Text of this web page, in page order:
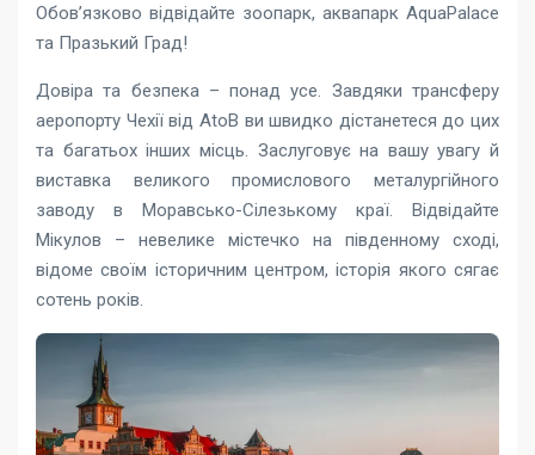
Обов’язково відвідайте зоопарк, аквапарк AquaPalace
та Празький Град!
Довіра та безпека – понад усе. Завдяки трансферу
аеропорту Чехії від AtoB ви швидко дістанетеся до цих
та багатьох інших місць. Заслуговує на вашу увагу й
виставка великого промислового металургійного
заводу в Моравсько-Сілезькому краї. Відвідайте
Мікулов – невелике містечко на південному сході,
відоме своїм історичним центром, історія якого сягає
сотень років.